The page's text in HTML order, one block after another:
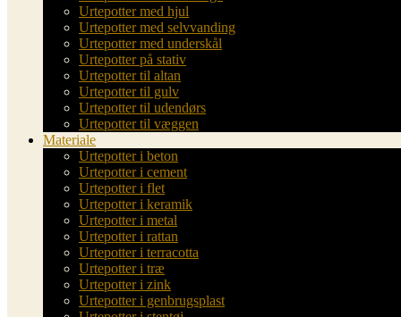
Urtepotter med hjul
Urtepotter med selvvanding
Urtepotter med underskål
Urtepotter på stativ
Urtepotter til altan
Urtepotter til gulv
Urtepotter til udendørs
Urtepotter til væggen
Materiale
Urtepotter i beton
Urtepotter i cement
Urtepotter i flet
Urtepotter i keramik
Urtepotter i metal
Urtepotter i rattan
Urtepotter i terracotta
Urtepotter i træ
Urtepotter i zink
Urtepotter i genbrugsplast